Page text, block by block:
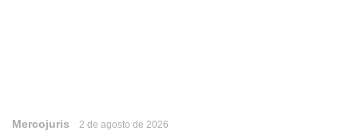
Mercojuris 2 de agosto de 2026